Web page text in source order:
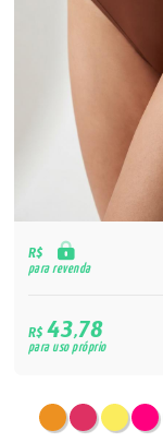
R$
para revenda
R$43,78
para uso próprio